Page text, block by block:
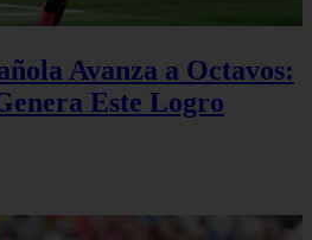
Avanza a Octavos:
Este Logro